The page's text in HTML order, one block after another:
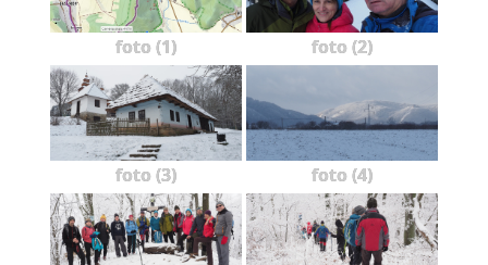
foto (1) foto (2)
foto (3) foto (4)